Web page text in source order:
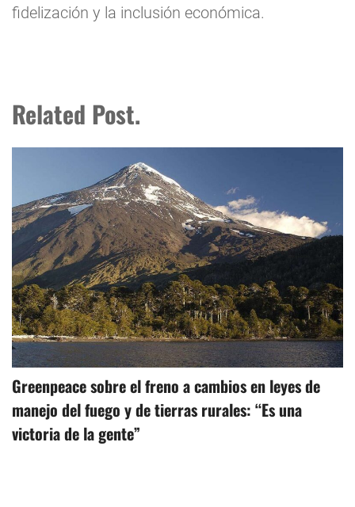
fidelización y la inclusión económica.
Related Post.
Greenpeace sobre el freno a cambios en leyes de
manejo del fuego y de tierras rurales: “Es una
victoria de la gente”